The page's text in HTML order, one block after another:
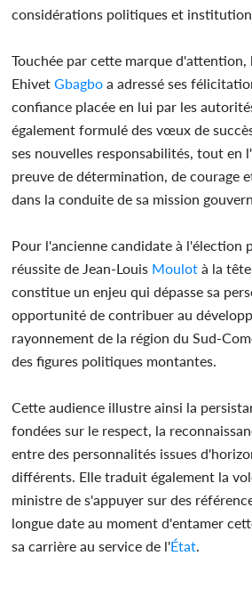
considérations politiques et
Touchée par cette marque
EhivetGbagbo a adressé ses
confiance placée en lui par les
également formulé des vœux de
ses nouvelles responsabilités, tout en
preuve de détermination, de courage
dans la conduite de sa mission
Pour l'ancienne candidate à l'élection
réussite de Jean-Louis Moulot à la
constitue un enjeu qui dépasse sa
opportunité de contribuer au
rayonnement de la région du Sud-
des figures politiques montantes.
Cette audience illustre ainsi la
fondées sur le respect, la
entre des personnalités issues
différents. Elle traduit également la
ministre de s'appuyer sur des
longue date au moment d'entamer
sa carrière au service de l'État.